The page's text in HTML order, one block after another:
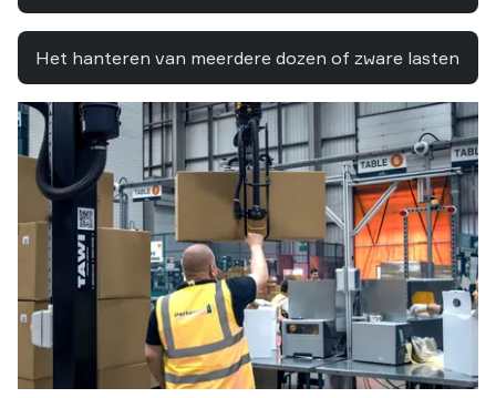
Het hanteren van meerdere dozen of zware lasten